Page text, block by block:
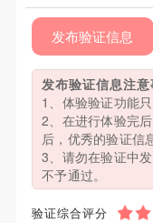
发布验证信息
发布验证信息注意
1、体验验证功能
2、在进行体验完
后，优秀的验证信
3、请勿在验证中
不予通过。
验证综合评分